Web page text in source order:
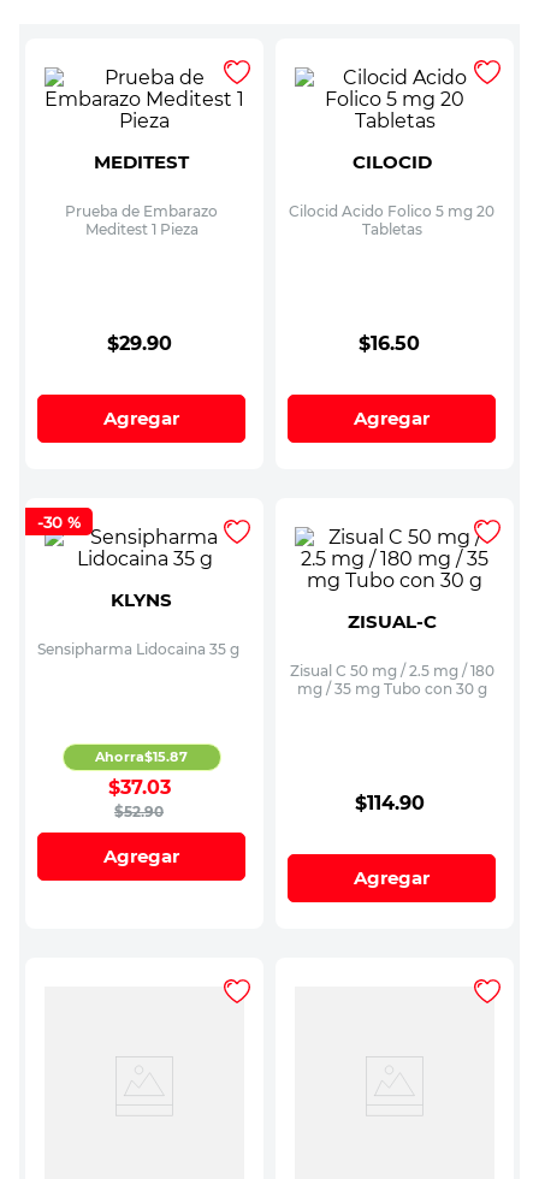
MEDITEST
Prueba de Embarazo
Meditest 1 Pieza
$29.90
Agregar
CILOCID
Cilocid Acido Folico 5 mg 20
Tabletas
$16.50
Agregar
-30 %
KLYNS
Sensipharma Lidocaina 35 g
$52.90
$37.03
Ahorra$15.87
Agregar
ZISUAL-C
Zisual C 50 mg / 2.5 mg / 180
mg / 35 mg Tubo con 30 g
$114.90
Agregar